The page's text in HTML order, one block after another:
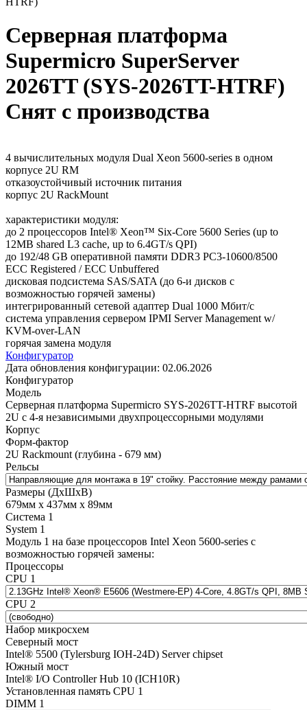
Серверная платформа
Supermicro SuperServer
2026TT (SYS-2026TT-HTRF)
Снят с производства
4 вычислительных модуля Dual Xeon 5600-series в одном
корпусе 2U RM
отказоустойчивый источник питания
корпус 2U RackMount
характеристики модуля:
до 2 процессоров Intel® Xeon™ Six-Core 5600 Series (up to
12MB shared L3 cache, up to 6.4GT/s QPI)
до 192/48 GB оперативной памяти DDR3 PC3-10600/8500
ECC Registered / ECC Unbuffered
дисковая подсистема SAS/SATA (до 6-и дисков с
возможностью горячей замены)
интегрированный сетевой адаптер Dual 1000 Мбит/с
система управления сервером IPMI Server Management w/
KVM-over-LAN
горячая замена модуля
Конфигуратор
Дата обновления конфигурации: 02.06.2026
Конфигуратор
Модель
Cерверная платформа Supermicro SYS-2026TT-HTRF высотой
2U с 4-я независимыми двухпроцессорными модулями
Корпус
Форм-фактор
2U Rackmount (глубина - 679 мм)
Рельсы
Размеры (ДхШхВ)
679мм х 437мм х 89мм
Система 1
System 1
Модуль 1 на базе процессоров Intel Xeon 5600-series с
возможностью горячей замены:
Процессоры
CPU 1
CPU 2
Набор микросхем
Северный мост
Intel® 5500 (Tylersburg IOH-24D) Server chipset
Южный мост
Intel® I/O Controller Hub 10 (ICH10R)
Установленная память CPU 1
DIMM 1